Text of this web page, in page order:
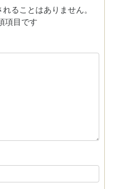
ることはありません。
項目です